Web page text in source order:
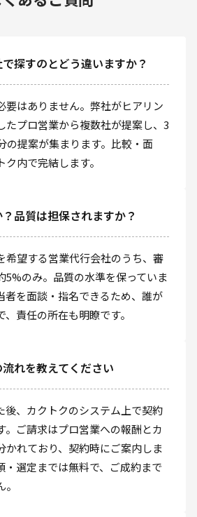
探すのとどう違いますか？
要はありません。弊社がヒアリン
たプロ営業から複数社が提案し、3
の提案が集まります。比較・面
内で完結します。
品質は担保されますか？
希望する営業代行会社のうち、審
5%のみ。品質の水準を保っていま
者を面談・指名できるため、誰が
責任の所在も明瞭です。
れを教えてください
後、カクトクのシステム上で契約
。ご請求はプロ営業への報酬とカ
かれており、契約時にご案内しま
・選定までは無料で、ご成約まで